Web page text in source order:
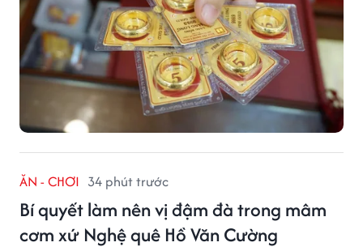
ĂN - CHƠI 34 phút trước
Bí quyết làm nên vị đậm đà trong mâm
cơm xứ Nghệ quê Hồ Văn Cường